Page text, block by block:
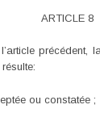
ARTICLE 8
précédent,
ou constatée ;